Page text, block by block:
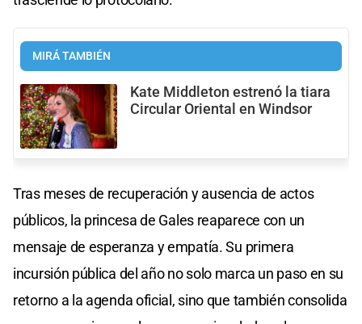
MIRÁ TAMBIÉN
Kate Middleton estrenó la tiara
Circular Oriental en Windsor
Tras meses de recuperación y ausencia de actos
públicos, la princesa de Gales reaparece con un
mensaje de esperanza y empatía. Su primera
incursión pública del año no solo marca un paso en su
retorno a la agenda oficial, sino que también consolida